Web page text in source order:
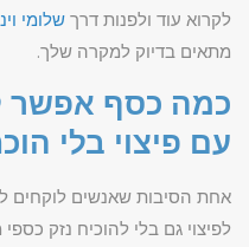
לקרוא עוד ולפנות דרך שלומי
מתאים בדיוק למקרה שלך.
כמה כסף אפשר
עם פיצוי בלי
אחת הסיבות שאנשים לוקחים
לפיצוי גם בלי להוכיח נזק כספי